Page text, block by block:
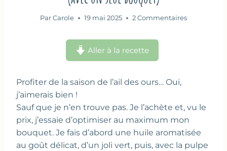
Par Carole 19 mai 2025 2 Commentaires
Aller à la recette
Profiter de la saison de l’ail des ours… Oui,
j’aimerais bien !
Sauf que je n’en trouve pas. Je l’achète et, vu le
prix, j’essaie d’optimiser au maximum mon
bouquet. Je fais d’abord une huile aromatisée
au goût délicat, d’un joli vert, puis, avec la pulpe